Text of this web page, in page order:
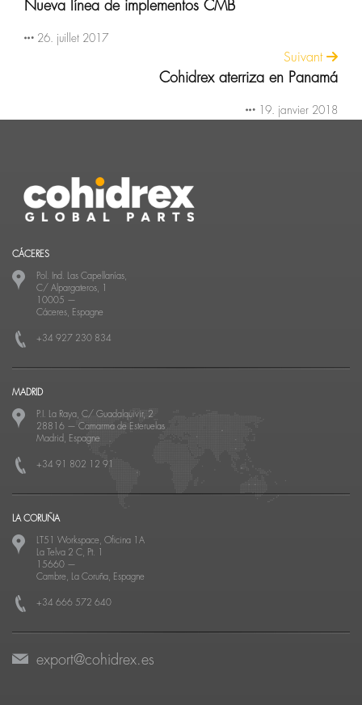
Nueva línea de implementos CMB
26. juillet 2017
Suivant
Cohidrex aterriza en Panamá
19. janvier 2018
CÁCERES
Pol. Ind. Las Capellanías,
C/ Alpargateros, 1
10005 —
Cáceres, Espagne
+34 927 230 834
MADRID
P.I. La Raya, C/ Guadalquivir, 2
28816 — Camarma de Esteruelas
Madrid, Espagne
+34 91 802 12 91
LA CORUÑA
LT51 Workspace, Oficina 1A
La Telva 2 C, Pt. 1
15660 —
Cambre, La Coruña, Espagne
+34 666 572 640
export@cohidrex.es